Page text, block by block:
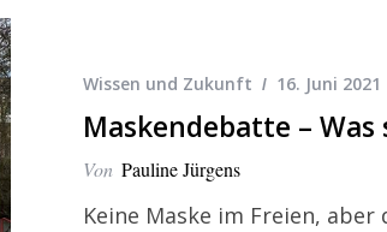
Wissen und Zukunft 16. Juni 2021
Maskendebatte –
Von Pauline Jürgens
Keine Maske im Freien,